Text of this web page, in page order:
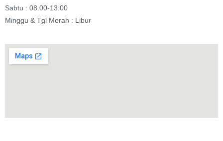
Sabtu : 08.00-13.00
Minggu & Tgl Merah : Libur